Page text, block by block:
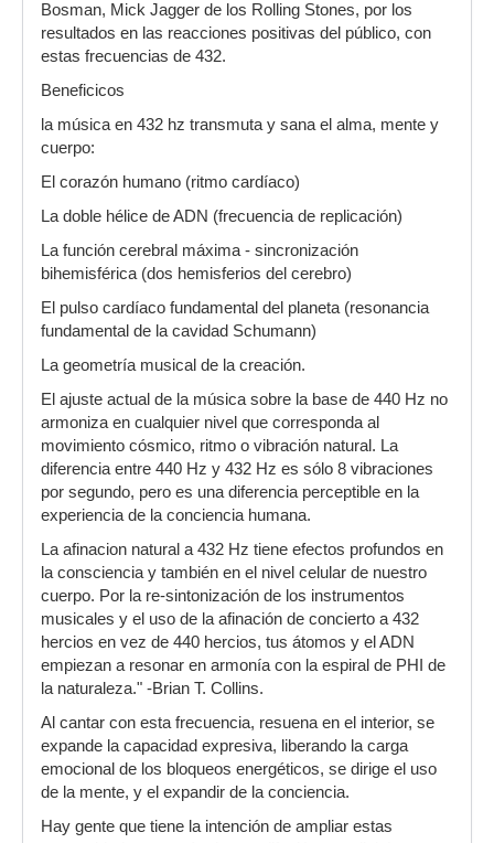
Bosman, Mick Jagger de los Rolling Stones, por los
resultados en las reacciones positivas del público, con
estas frecuencias de 432.
Beneficicos
la música en 432 hz transmuta y sana el alma, mente y
cuerpo:
El corazón humano (ritmo cardíaco)
La doble hélice de ADN (frecuencia de replicación)
La función cerebral máxima - sincronización
bihemisférica (dos hemisferios del cerebro)
El pulso cardíaco fundamental del planeta (resonancia
fundamental de la cavidad Schumann)
La geometría musical de la creación.
El ajuste actual de la música sobre la base de 440 Hz no
armoniza en cualquier nivel que corresponda al
movimiento cósmico, ritmo o vibración natural. La
diferencia entre 440 Hz y 432 Hz es sólo 8 vibraciones
por segundo, pero es una diferencia perceptible en la
experiencia de la conciencia humana.
La afinacion natural a 432 Hz tiene efectos profundos en
la consciencia y también en el nivel celular de nuestro
cuerpo. Por la re-sintonización de los instrumentos
musicales y el uso de la afinación de concierto a 432
hercios en vez de 440 hercios, tus átomos y el ADN
empiezan a resonar en armonía con la espiral de PHI de
la naturaleza." -Brian T. Collins.
Al cantar con esta frecuencia, resuena en el interior, se
expande la capacidad expresiva, liberando la carga
emocional de los bloqueos energéticos, se dirige el uso
de la mente, y el expandir de la conciencia.
Hay gente que tiene la intención de ampliar estas